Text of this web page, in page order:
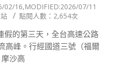
02/16,MODIFIED:2026/07/11
點閱人數：2,654次
假的第三天，全台高速公路
高峰。行經國道三號（福爾
摩沙高